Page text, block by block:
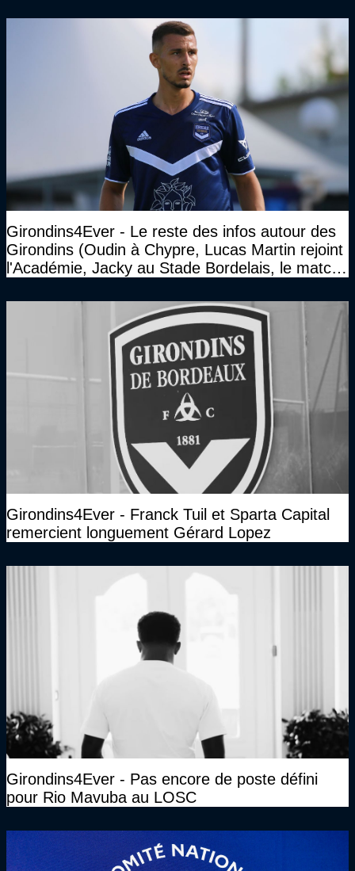
Girondins4Ever - Le reste des infos autour des
Girondins (Oudin à Chypre, Lucas Martin rejoint
l'Académie, Jacky au Stade Bordelais, le match
Girondins4Ever - Franck Tuil et Sparta Capital
remercient longuement Gérard Lopez
Girondins4Ever - Pas encore de poste défini
pour Rio Mavuba au LOSC